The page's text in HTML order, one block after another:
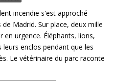
incendie s'est approché
Madrid. Sur place, deux mille
en urgence. Éléphants, lions,
enclos pendant que les
Le vétérinaire du parc raconte